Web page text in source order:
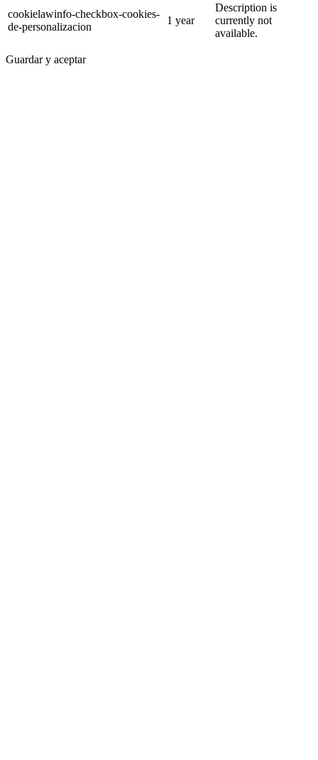
cookielawinfo-checkbox-cookies-
de-personalizacion
1 year
Description is
currently not
available.
Guardar y aceptar